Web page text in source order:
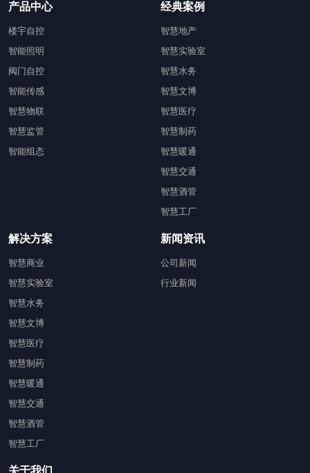
产品中心
楼宇自控
智能照明
阀门自控
智能传感
智慧物联
智慧监管
智能组态
经典案例
智慧地产
智慧实验室
智慧水务
智慧文博
智慧医疗
智慧制药
智慧暖通
智慧交通
智慧酒管
智慧工厂
解决方案
智慧商业
智慧实验室
智慧水务
智慧文博
智慧医疗
智慧制药
智慧暖通
智慧交通
智慧酒管
智慧工厂
新闻资讯
公司新闻
行业新闻